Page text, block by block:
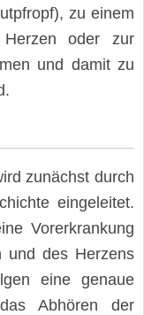
zu einem
Herzen oder zur
und damit zu
zunächst durch
eingeleitet.
Vorerkrankung
und des Herzens
eine genaue
Abhören der